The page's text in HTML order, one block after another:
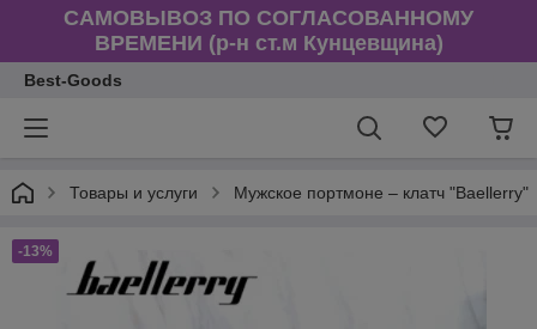
САМОВЫВОЗ ПО СОГЛАСОВАННОМУ
ВРЕМЕНИ (р-н ст.м Кунцевщина)
Best-Goods
Товары и услуги Мужское портмоне – клатч "Baellerry"
-13%